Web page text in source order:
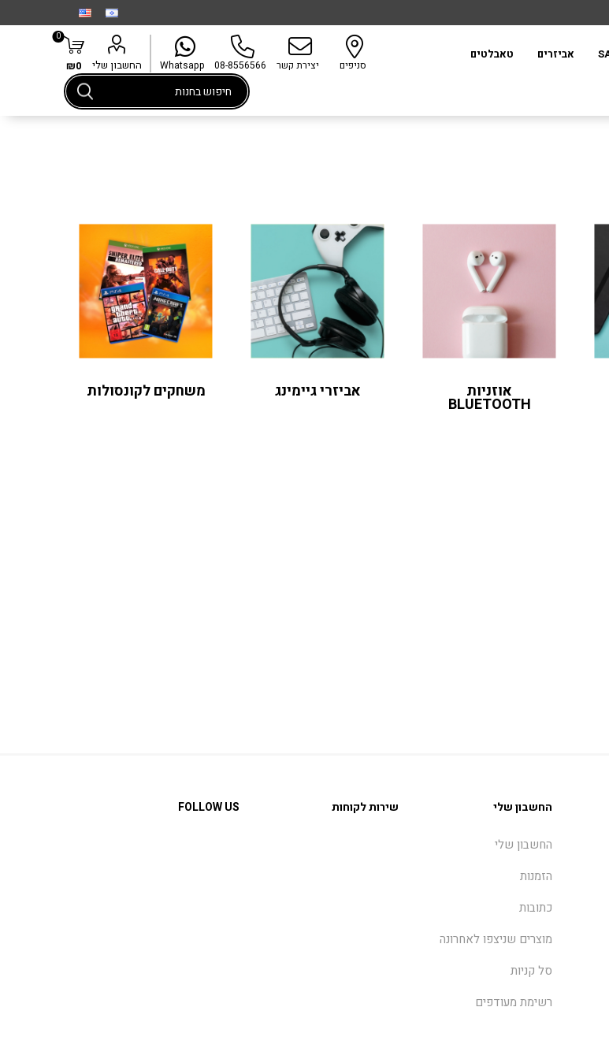
אביזרים טאבלטים
סניפים יצירת קשר 08-8556566
Whatsapp החשבון שלי
0
₪0
אוזניות
BLUETOOTH
אביזרי גיימינג משחקים לקונסולות
החשבון שלי
החשבון שלי
הזמנות
כתובות
מוצרים שניצפו לאחרונה
סל קניות
רשימת מעודפים
שירות לקוחות FOLLOW US